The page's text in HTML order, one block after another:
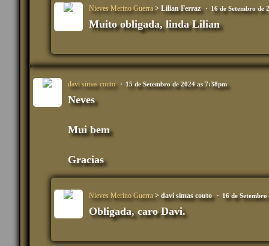
Nieves Merino Guerra> Lilian Ferraz 16 de Setembro de
Muito obligada, linda Lilian
davi simas couto 15 de Setembro de 2024 as 7:38pm
Neves
Mui bem
Gracias
Nieves Merino Guerra> davi simas couto 16 de
Obligada, caro Davi.